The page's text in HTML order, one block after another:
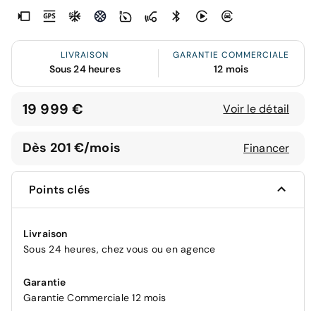
LIVRAISON
Sous 24 heures
GARANTIE COMMERCIALE
12 mois
19 999 € Voir le détail
Dès 201 €/mois Financer
Points clés
Livraison
Sous 24 heures, chez vous ou en agence
Garantie
Garantie Commerciale 12 mois